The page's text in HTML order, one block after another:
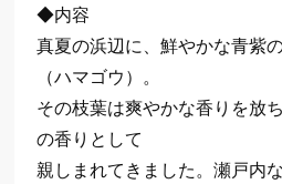
◆内容
真夏の浜辺に、鮮やかな青紫
（ハマゴウ）。
その枝葉は爽やかな香りを放
の香りとして
親しまれてきました。瀬戸内